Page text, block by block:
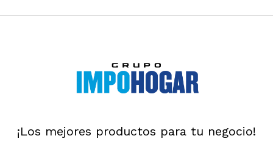
¡Los mejores productos para tu negocio!